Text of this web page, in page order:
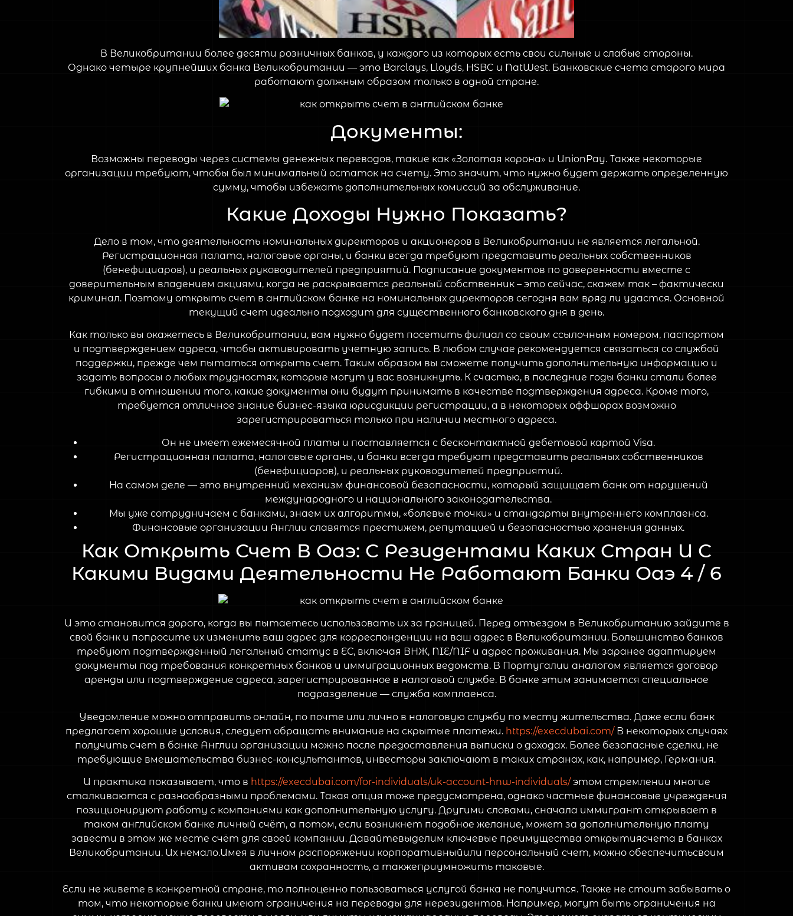
В Великобритании более десяти розничных банков, у каждого из которых есть свои сильные и слабые стороны.
Однако четыре крупнейших банка Великобритании — это Barclays, Lloyds, HSBC и NatWest. Банковские счета старого мира
работают должным образом только в одной стране.
Документы:
Возможны переводы через системы денежных переводов, такие как «Золотая корона» и UnionPay. Также некоторые
организации требуют, чтобы был минимальный остаток на счету. Это значит, что нужно будет держать определенную
сумму, чтобы избежать дополнительных комиссий за обслуживание.
Какие Доходы Нужно Показать?
Дело в том, что деятельность номинальных директоров и акционеров в Великобритании не является легальной.
Регистрационная палата, налоговые органы, и банки всегда требуют представить реальных собственников
(бенефициаров), и реальных руководителей предприятий. Подписание документов по доверенности вместе с
доверительным владением акциями, когда не раскрывается реальный собственник – это сейчас, скажем так – фактически
криминал. Поэтому открыть счет в английском банке на номинальных директоров сегодня вам вряд ли удастся. Основной
текущий счет идеально подходит для существенного банковского дня в день.
Как только вы окажетесь в Великобритании, вам нужно будет посетить филиал со своим ссылочным номером, паспортом
и подтверждением адреса, чтобы активировать учетную запись. В любом случае рекомендуется связаться со службой
поддержки, прежде чем пытаться открыть счет. Таким образом вы сможете получить дополнительную информацию и
задать вопросы о любых трудностях, которые могут у вас возникнуть. К счастью, в последние годы банки стали более
гибкими в отношении того, какие документы они будут принимать в качестве подтверждения адреса. Кроме того,
требуется отличное знание бизнес-языка юрисдикции регистрации, а в некоторых оффшорах возможно
зарегистрироваться только при наличии местного адреса.
Он не имеет ежемесячной платы и поставляется с бесконтактной дебетовой картой Visa.
Регистрационная палата, налоговые органы, и банки всегда требуют представить реальных собственников
(бенефициаров), и реальных руководителей предприятий.
На самом деле — это внутренний механизм финансовой безопасности, который защищает банк от нарушений
международного и национального законодательства.
Мы уже сотрудничаем с банками, знаем их алгоритмы, «болевые точки» и стандарты внутреннего комплаенса.
Финансовые организации Англии славятся престижем, репутацией и безопасностью хранения данных.
Как Открыть Счет В Оаэ: С Резидентами Каких Стран И С
Какими Видами Деятельности Не Работают Банки Оаэ 4 / 6
И это становится дорого, когда вы пытаетесь использовать их за границей. Перед отъездом в Великобританию зайдите в
свой банк и попросите их изменить ваш адрес для корреспонденции на ваш адрес в Великобритании. Большинство банков
требуют подтверждённый легальный статус в ЕС, включая ВНЖ, NIE/NIF и адрес проживания. Мы заранее адаптируем
документы под требования конкретных банков и иммиграционных ведомств. В Португалии аналогом является договор
аренды или подтверждение адреса, зарегистрированное в налоговой службе. В банке этим занимается специальное
подразделение — служба комплаенса.
Уведомление можно отправить онлайн, по почте или лично в налоговую службу по месту жительства. Даже если банк
предлагает хорошие условия, следует обращать внимание на скрытые платежи. https://execdubai.com/В некоторых случаях
получить счет в банке Англии организации можно после предоставления выписки о доходах. Более безопасные сделки, не
требующие вмешательства бизнес-консультантов, инвесторы заключают в таких странах, как, например, Германия.
И практика показывает, что в https://execdubai.com/for-individuals/uk-account-hnw-individuals/этом стремлении многие
сталкиваются с разнообразными проблемами. Такая опция тоже предусмотрена, однако частные финансовые учреждения
позиционируют работу с компаниями как дополнительную услугу. Другими словами, сначала иммигрант открывает в
таком английском банке личный счёт, а потом, если возникнет подобное желание, может за дополнительную плату
завести в этом же месте счёт для своей компании. Давайтевыделим ключевые преимущества открытиясчета в банках
Великобритании. Их немало.Имея в личном распоряжении корпоративныйили персональный счет, можно обеспечитьсвоим
активам сохранность, а такжеприумножить таковые.
Если не живете в конкретной стране, то полноценно пользоваться услугой банка не получится. Также не стоит забывать о
том, что некоторые банки имеют ограничения на переводы для нерезидентов. Например, могут быть ограничения на